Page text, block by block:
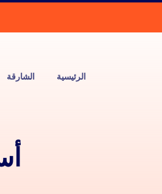
الرئيسية الشارقة